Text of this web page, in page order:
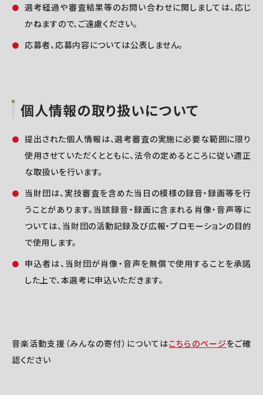
選考経過や審査結果等のお問い合わせに関しましては、応じ
かねますので、ご遠慮ください。
応募者、応募内容については公表しません。
個人情報の取り扱いについて
提出された個人情報は、選考審査の実施に必要な範囲に限り
使用させていただくとともに、法令の定めるところに従い適正
な取扱いを行います。
当財団は、実技審査を含めた当日の模様の録音・録画等を行
うことがあります。当該録音・録画に含まれる肖像・音声等に
ついては、当財団の活動記録及び広報・プロモーションの目的
で使用します。
申込者は、当財団が肖像・音声を無償で使用することを承諾
した上で、本選考に申込いただきます。
音楽活動支援（みんなの寄付）についてはこちらのページをご確
認ください